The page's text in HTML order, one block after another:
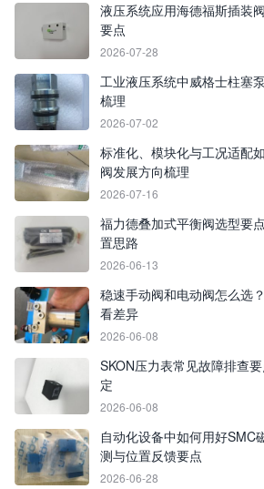
液压系统应用海德福斯插装
要点
2026-07-28
工业液压系统中威格士柱塞
梳理
2026-07-02
标准化、模块化与工况适配
阀发展方向梳理
2026-07-16
福力德叠加式平衡阀选型要
置思路
2026-06-13
稳速手动阀和电动阀怎么选
看差异
2026-06-08
SKON压力表常见故障排查
定
2026-06-08
自动化设备中如何用好SMC
测与位置反馈要点
2026-06-28